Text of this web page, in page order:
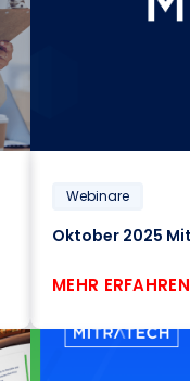
Webinare
MEHR ERFAHREN